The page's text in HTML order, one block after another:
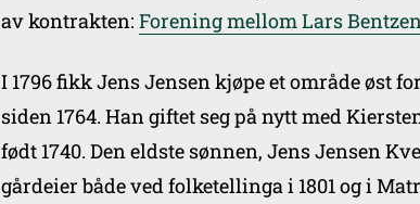
av kontrakten: Forening mellom Lars
I 1796 fikk Jens Jensen kjøpe et område øst
siden 1764. Han giftet seg på nytt med
født 1740. Den eldste sønnen, Jens Jensen
gårdeier både ved folketellinga i 1801 og i